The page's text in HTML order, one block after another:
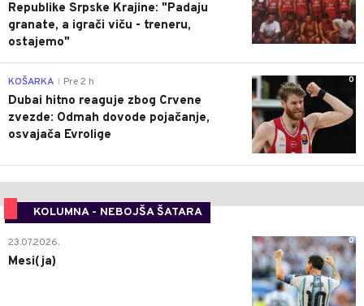
Republike Srpske Krajine: "Padaju
granate, a igrači viču - treneru,
ostajemo"
0
KOŠARKA Pre 2 h
Dubai hitno reaguje zbog Crvene
zvezde: Odmah dovode pojačanje,
osvajača Evrolige
KOLUMNA - NEBOJŠA ŠATARA
0
23.07.2026.
Mesi(ja)